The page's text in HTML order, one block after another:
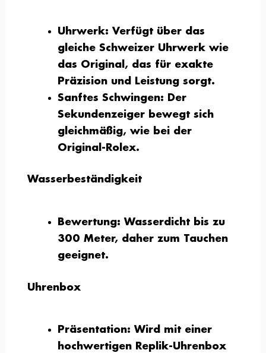
Uhrwerk: Verfügt über das
gleiche Schweizer Uhrwerk wie
das Original, das für exakte
Präzision und Leistung sorgt.
Sanftes Schwingen: Der
Sekundenzeiger bewegt sich
gleichmäßig, wie bei der
Original-Rolex.
Wasserbeständigkeit
Bewertung: Wasserdicht bis zu
300 Meter, daher zum Tauchen
geeignet.
Uhrenbox
Präsentation: Wird mit einer
hochwertigen Replik-Uhrenbox